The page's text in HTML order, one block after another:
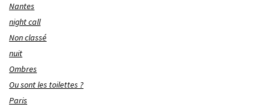
Nantes
night call
Non classé
nuit
Ombres
Ou sont les toilettes ?
Paris